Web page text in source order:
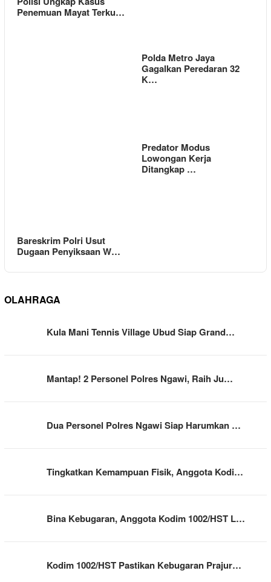
Penemuan Mayat Terku…
Polda Metro Jaya
Gagalkan Peredaran 32
K…
Bareskrim Polri Usut
Dugaan Penyiksaan W…
Predator Modus
Lowongan Kerja
Ditangkap …
OLAHRAGA
Kula Mani Tennis Village Ubud Siap Grand…
Mantap! 2 Personel Polres Ngawi, Raih Ju…
Dua Personel Polres Ngawi Siap Harumkan …
Tingkatkan Kemampuan Fisik, Anggota Kodi…
Bina Kebugaran, Anggota Kodim 1002/HST L…
Kodim 1002/HST Pastikan Kebugaran Prajur…